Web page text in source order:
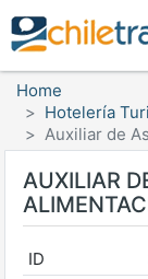
Home
Hotelería
Auxiliar de
AUXILIAR
ID